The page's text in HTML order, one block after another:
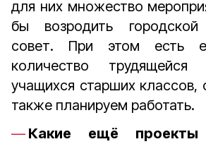
для них множество
бы возродить городской
совет. При этом есть
количество
учащихся старших
также планируем работать.
Какие ещё